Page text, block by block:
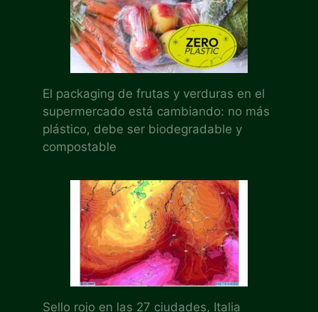
El packaging de frutas y verduras en el
supermercado está cambiando: no más
plástico, debe ser biodegradable y
compostable
Sello rojo en las 27 ciudades, Italia